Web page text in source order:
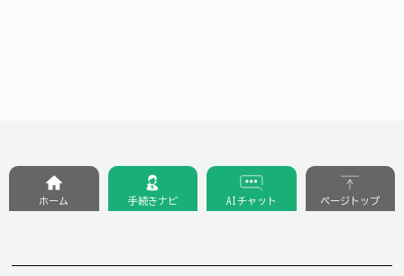
ホーム 手続きナビ AIチャット ページトップ